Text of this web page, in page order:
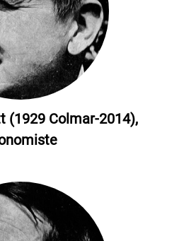
(1929 Colmar-2014),